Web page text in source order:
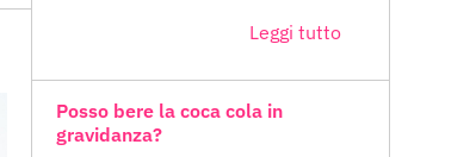
Leggi tutto
Posso bere la coca cola in
gravidanza?